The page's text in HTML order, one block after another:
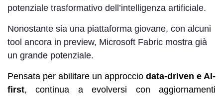
potenziale trasformativo dell’intelligenza artificiale.
Nonostante sia una piattaforma giovane, con alcuni
tool ancora in preview, Microsoft Fabric mostra già
un grande potenziale.
Pensata per abilitare un approccio data-driven e AI-
first, continua a evolversi con aggiornamenti